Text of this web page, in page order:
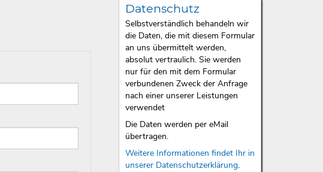
Datenschutz
Selbstverständlich behandeln wir
die Daten, die mit diesem Formular
an uns übermittelt werden,
absolut vertraulich. Sie werden
nur für den mit dem Formular
verbundenen Zweck der Anfrage
nach einer unserer Leistungen
verwendet
Die Daten werden per eMail
übertragen.
Weitere Informationen findet Ihr in
unserer Datenschutzerklärung.